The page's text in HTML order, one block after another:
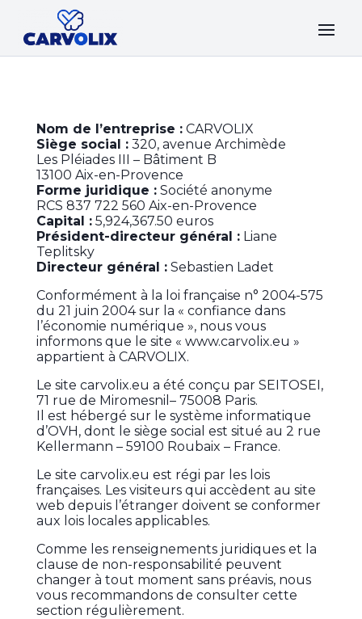
Nom de l’entreprise :CARVOLIX
Siège social :320, avenue Archimède
Les Pléiades III – Bâtiment B
13100 Aix-en-Provence
Forme juridique :Société anonyme
RCS 837 722 560 Aix-en-Provence
Capital :5,924,367.50 euros
Président-directeur général :Liane
Teplitsky
Directeur général :Sebastien Ladet
Conformément à la loi française n° 2004-575
du 21 juin 2004 sur la « confiance dans
l’économie numérique », nous vous
informons que le site « www.carvolix.eu »
appartient à CARVOLIX.
Le site carvolix.eu a été conçu par SEITOSEI,
71 rue de Miromesnil– 75008 Paris.
Il est hébergé sur le système informatique
d’OVH, dont le siège social est situé au 2 rue
Kellermann – 59100 Roubaix – France.
Le site carvolix.eu est régi par les lois
françaises. Les visiteurs qui accèdent au site
web depuis l’étranger doivent se conformer
aux lois locales applicables.
Comme les renseignements juridiques et la
clause de non-responsabilité peuvent
changer à tout moment sans préavis, nous
vous recommandons de consulter cette
section régulièrement.